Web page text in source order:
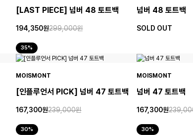
[LAST PIECE] 넘버 48 토트백
194,350원299,000원
35%
넘버 48 토트백
SOLD OUT
MOISMONT
[인플루언서 PICK] 넘버 47 토트백
167,300원239,000원
30%
MOISMONT
넘버 47 토트백
167,300원
30%